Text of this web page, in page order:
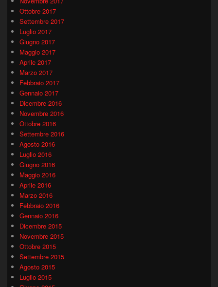
Ottobre 2017
Settembre 2017
Luglio 2017
Giugno 2017
Maggio 2017
Aprile 2017
Marzo 2017
Febbraio 2017
Gennaio 2017
Dicembre 2016
Novembre 2016
Ottobre 2016
Settembre 2016
Agosto 2016
Luglio 2016
Giugno 2016
Maggio 2016
Aprile 2016
Marzo 2016
Febbraio 2016
Gennaio 2016
Dicembre 2015
Novembre 2015
Ottobre 2015
Settembre 2015
Agosto 2015
Luglio 2015